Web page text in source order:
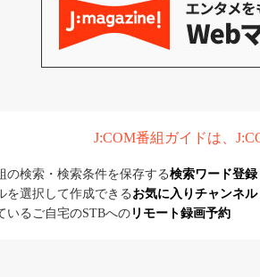
J:COM番組ガイドは、
の検索・検索条件を保存する検索ワード登録
を選択して作成できる お気に入りチャンネル
いるご自宅のSTBへの リモート録画予約